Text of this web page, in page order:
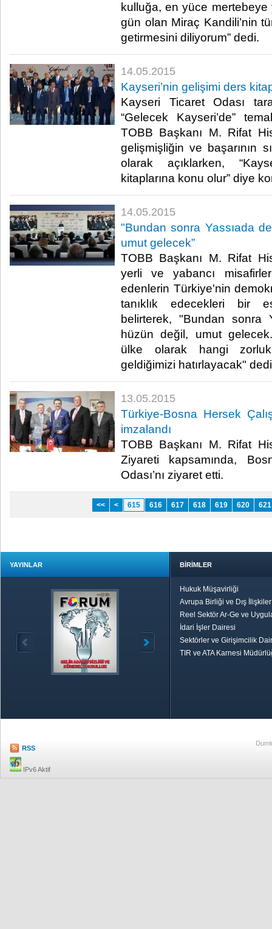
kulluğa, en yüce
gün olan Miraç Kandili’nin
getirmesini diliyorum” dedi.​
14.05.2015
Kayseri’nin gelişimi ders
Kayseri Ticaret Odası
“Gelecek Kayseri’de”
TOBB Başkanı M. Rifat
gelişmişliğin ve başarının
olarak açıklarken,
kitaplarına konu olur” diye
14.05.2015
"Bundan sonra Yassıada
umut gelecek”
TOBB Başkanı M. Rifat
yerli ve yabancı
edenlerin Türkiye'nin
tanıklık edecekleri bir
belirterek, "Bundan sonra
hüzün değil, umut
ülke olarak hangi
geldiğimizi hatırlayacak"
13.05.2015
Türkiye-Bosna Hersek
imzalandı
TOBB Başkanı M. Rifat
Ziyareti kapsamında,
Odası’nı ziyaret etti. ​
<< < 615 616 617 618 619 620 621
YAYINLAR BİRİMLER
Hukuk Müşavirliği
Avrupa Birliği ve Dış
Reel Sektör Ar-Ge ve
İdari İşler Dairesi
Sektörler ve Girişimcilik
TIR ve ATA Karnesi
RSS
IPv6 Aktif